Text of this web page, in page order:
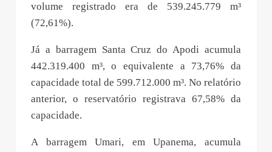
volume registrado era de 539.245.779 m³
(72,61%).
Já a barragem Santa Cruz do Apodi acumula
442.319.400 m³, o equivalente a 73,76% da
capacidade total de 599.712.000 m³. No relatório
anterior, o reservatório registrava 67,58% da
capacidade.
A barragem Umari, em Upanema, acumula